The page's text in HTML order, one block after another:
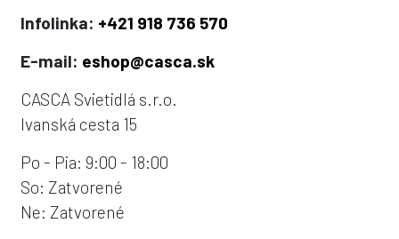
Infolinka: +421 918 736 570
E-mail: eshop@casca.sk
CASCA Svietidlá s.r.o.
Ivanská cesta 15
Po - Pia: 9:00 - 18:00
So: Zatvorené
Ne: Zatvorené